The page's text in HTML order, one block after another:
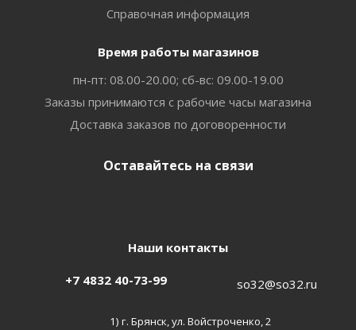
Справочная информация
Время работы магазинов
пн-пт: 08.00-20.00; сб-вс: 09.00-19.00
Заказы принимаются с рабочие часы магазина
Доставка заказов по договоренности
Оставайтесь на связи
Наши контакты
+7 4832 40-73-99 so32@so32.ru
1) г. Брянск, ул. Войстроченко, 2